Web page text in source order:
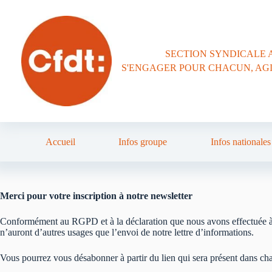
SECTION SYNDICALE
S'ENGAGER POUR CHACUN,
Accueil Infos groupe Infos nationales
Merci pour votre inscription à notre newsletter
Conformément au RGPD et à la déclaration que nous avons
n’auront d’autres usages que l’envoi de notre lettre d’informations.
Vous pourrez vous désabonner à partir du lien qui sera présent dans